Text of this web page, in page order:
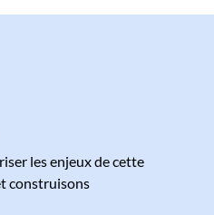
les enjeux de cette
construisons